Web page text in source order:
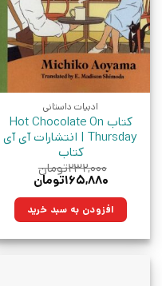
ادبیات داستانی
کتاب Hot Chocolate On
Thursday | انتشارات آی آی
کتاب
۲۳۲,۰۰۰تومان
قیمت
۲۳۲,۰۰۰تومان
بود.
۱۶۵,۸۸۰تومان
۱۶۵,۸۸۰تومان.افزودن به سبد خرید